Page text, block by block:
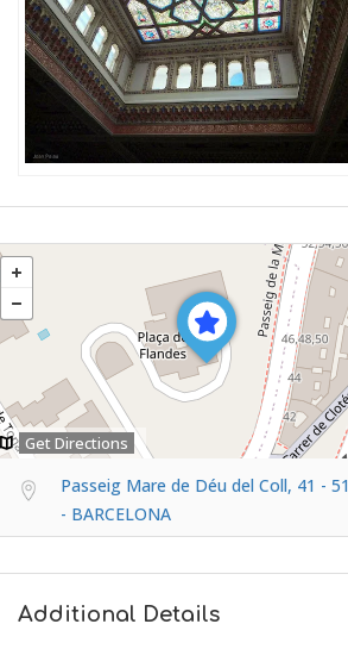
Get Directions
Passeig Mare de Déu del Coll, 41 - 51
- BARCELONA
Additional Details